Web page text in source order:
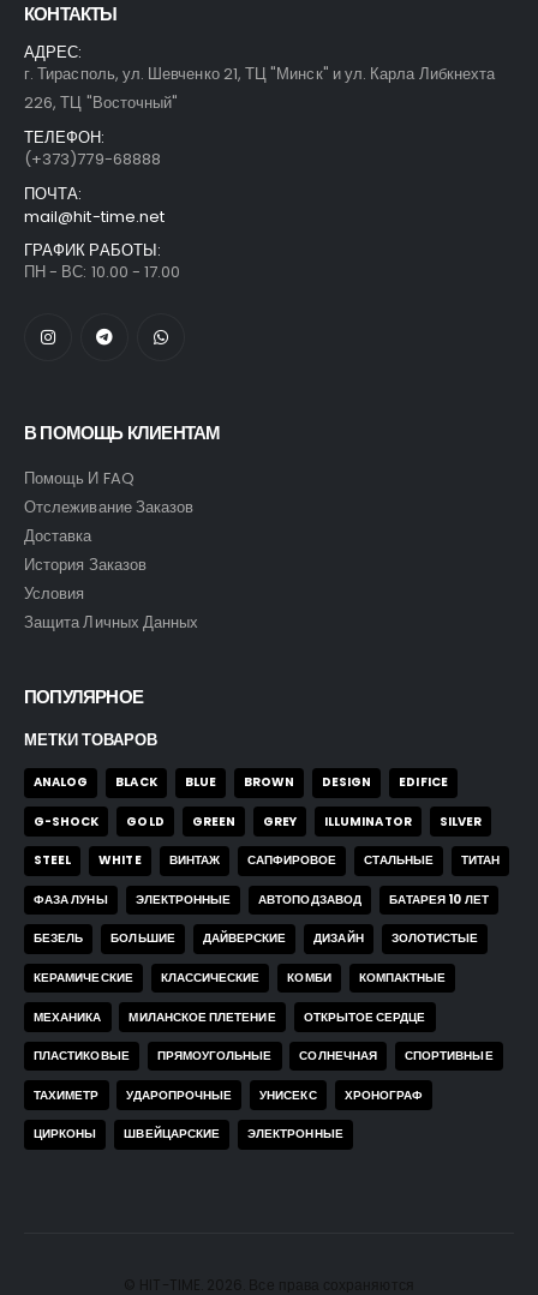
КОНТАКТЫ
АДРЕС:
г. Тирасполь, ул. Шевченко 21, ТЦ "Минск" и ул. Карла Либкнехта
226, ТЦ "Восточный"
ТЕЛЕФОН:
(+373)779-68888
ПОЧТА:
mail@hit-time.net
ГРАФИК РАБОТЫ:
ПН - ВС: 10.00 - 17.00
В ПОМОЩЬ КЛИЕНТАМ
Помощь И FAQ
Отслеживание Заказов
Доставка
История Заказов
Условия
Защита Личных Данных
ПОПУЛЯРНОЕ
МЕТКИ ТОВАРОВ
ANALOG BLACK BLUE BROWN DESIGN EDIFICE
G-SHOCK GOLD GREEN GREY ILLUMINATOR SILVER
STEEL WHITE ВИНТАЖ САПФИРОВОЕ СТАЛЬНЫЕ ТИТАН
ФАЗА ЛУНЫ ЭЛЕКТРОННЫЕ АВТОПОДЗАВОД БАТАРЕЯ 10 ЛЕТ
БЕЗЕЛЬ БОЛЬШИЕ ДАЙВЕРСКИЕ ДИЗАЙН ЗОЛОТИСТЫЕ
КЕРАМИЧЕСКИЕ КЛАССИЧЕСКИЕ КОМБИ КОМПАКТНЫЕ
МЕХАНИКА МИЛАНСКОЕ ПЛЕТЕНИЕ ОТКРЫТОЕ СЕРДЦЕ
ПЛАСТИКОВЫЕ ПРЯМОУГОЛЬНЫЕ СОЛНЕЧНАЯ СПОРТИВНЫЕ
ТАХИМЕТР УДАРОПРОЧНЫЕ УНИСЕКС ХРОНОГРАФ
ЦИРКОНЫ ШВЕЙЦАРСКИЕ ЭЛЕКТРОННЫЕ
© HIT-TIME. 2026. Все права сохраняются